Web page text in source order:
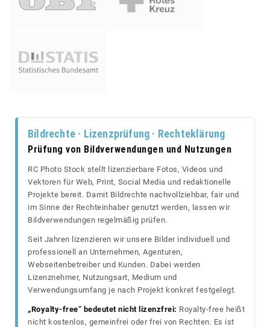
Bildrechte · Lizenzprüfung · Rechteklärung
Prüfung von Bildverwendungen und Nutzungen
RC Photo Stock stellt lizenzierbare Fotos, Videos und
Vektoren für Web, Print, Social Media und redaktionelle
Projekte bereit. Damit Bildrechte nachvollziehbar, fair und
im Sinne der Rechteinhaber genutzt werden, lassen wir
Bildverwendungen regelmäßig prüfen.
Seit Jahren lizenzieren wir unsere Bilder individuell und
professionell an Unternehmen, Agenturen,
Webseitenbetreiber und Kunden. Dabei werden
Lizenznehmer, Nutzungsart, Medium und
Verwendungsumfang je nach Projekt konkret festgelegt.
„Royalty-free“ bedeutet nicht lizenzfrei: Royalty-free heißt
nicht kostenlos, gemeinfrei oder frei von Rechten. Es ist